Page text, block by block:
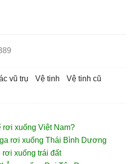
vũ trụ vệ tinh
vệ tinh cũ
xuống Việt Nam?
rơi xuống Thái Bình Dương
rơi xuống trái đất